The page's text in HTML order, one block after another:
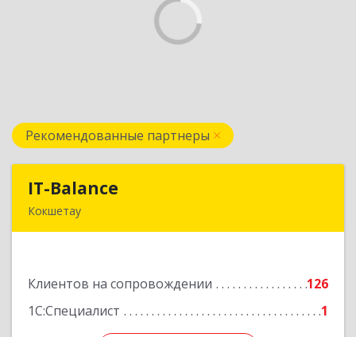
Рекомендованные партнеры
IT-Balance
Кокшетау
Клиентов на сопровождении
126
1С:Специалист
1